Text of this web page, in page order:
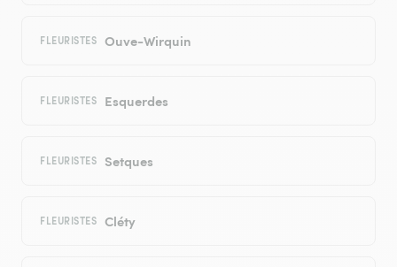
FLEURISTES Ouve-Wirquin
FLEURISTES Esquerdes
FLEURISTES Setques
FLEURISTES Cléty